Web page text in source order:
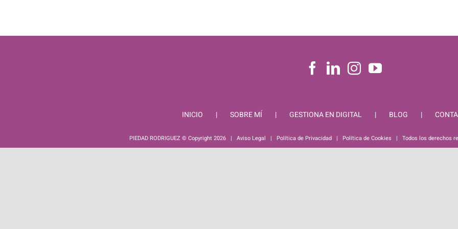
INICIO SOBRE MÍ GESTIONA EN DIGITAL BLOG
PIEDAD RODRIGUEZ © Copyright2026 | Aviso Legal | Política de Privacidad| Política de Cookies | Todos los derechos